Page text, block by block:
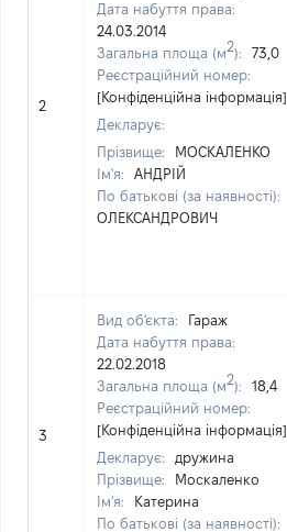
2
Дата набуття права:
24.03.2014
Загальна площа (м2):
73,0
Реєстраційний номер:
[Конфіденційна інформація]
Декларує:
Прізвище:
МОСКАЛЕНКО
Ім'я:
АНДРІЙ
По батькові (за наявності):
ОЛЕКСАНДРОВИЧ
3
Вид об'єкта:
Гараж
Дата набуття права:
22.02.2018
Загальна площа (м2):
18,4
Реєстраційний номер:
[Конфіденційна інформація]
Декларує:
дружина
Прізвище:
Москаленко
Ім'я:
Катерина
По батькові (за наявності):